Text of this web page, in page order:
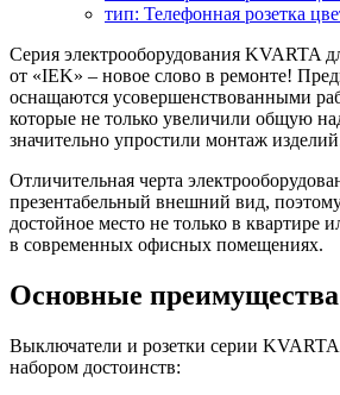
тип: Телефонная розетка
Серия электрооборудования KVARTA
от «IEK» – новое слово в ремонте!
оснащаются усовершенствованными
которые не только увеличили общую
значительно упростили монтаж
Отличительная черта
презентабельный внешний вид,
достойное место не только в квартире
в современных офисных помещениях.
Основные преимущества
Выключатели и розетки серии
набором достоинств: